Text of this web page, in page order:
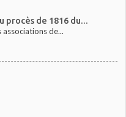
procès de 1816 du...
de...